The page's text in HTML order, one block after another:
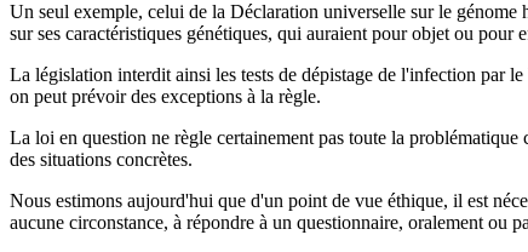
Un seul exemple, celui de la Déclaration universelle sur le
sur ses caractéristiques génétiques, qui auraient pour objet ou pour
La législation interdit ainsi les tests de dépistage de l'infection par
on peut prévoir des exceptions à la règle.
La loi en question ne règle certainement pas toute la
des situations concrètes.
Nous estimons aujourd'hui que d'un point de vue éthique, il est
aucune circonstance, à répondre à un questionnaire, oralement ou